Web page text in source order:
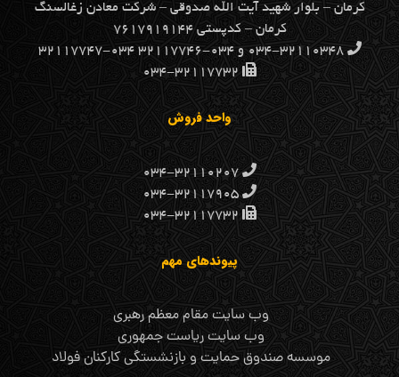
كرمان – بلوار شهيد آيت الله صدوقي – شركت معادن زغالسنگ
كرمان – کدپستی ۷۶۱۷۹۱۹۱۴۴
۰۳۴-۳۲۱۱۰۳۴۸ و ۰۳۴-۳۲۱۱۷۷۴۶ ۰۳۴-۳۲۱۱۷۷۴۷
۰۳۴-۳۲۱۱۷۷۳۲
واحد فروش
۰۳۴-۳۲۱۱۰۲۰۷
۰۳۴-۳۲۱۱۷۹۰۵
۰۳۴-۳۲۱۱۷۷۳۲
پیوندهای مهم
وب سایت مقام معظم رهبری
وب سایت ریاست جمهوری
موسسه صندوق حمایت و بازنشستگی کارکنان فولاد